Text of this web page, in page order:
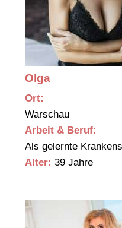
Olga
Ort:
Warschau
Arbeit & Beruf:
Als gelernte
Alter: 39 Jahre